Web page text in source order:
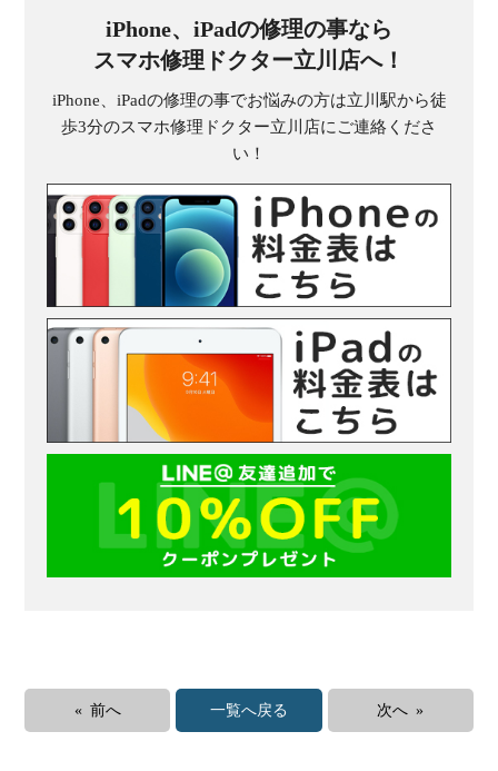
iPhone、iPadの修理の事なら
スマホ修理ドクター立川店へ！
iPhone、iPadの修理の事でお悩みの方は立川駅から徒
歩3分のスマホ修理ドクター立川店にご連絡くださ
い！
« 前へ 一覧へ戻る 次へ »